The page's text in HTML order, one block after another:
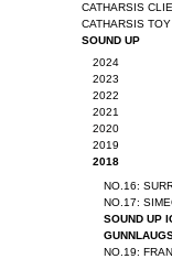
2024
2023
2022
2021
2020
2019
2018
NO.16:
NO.17:
SOUND UP
NO.19:
CATHARSIS
CATHARSIS TOY
SOUND UP